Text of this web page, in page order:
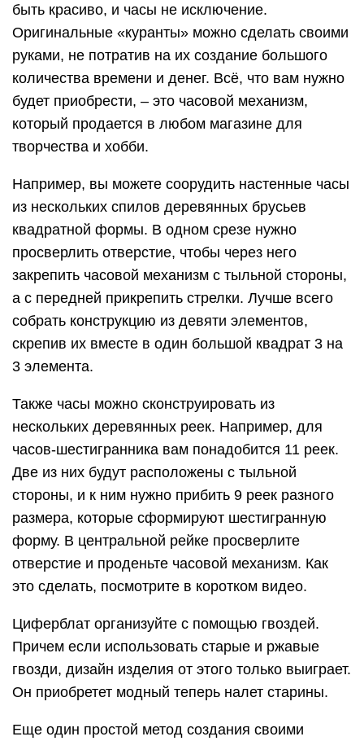
быть красиво, и часы не исключение.
Оригинальные «куранты» можно сделать своими
руками, не потратив на их создание большого
количества времени и денег. Всё, что вам нужно
будет приобрести, – это часовой механизм,
который продается в любом магазине для
творчества и хобби.
Например, вы можете соорудить настенные часы
из нескольких спилов деревянных брусьев
квадратной формы. В одном срезе нужно
просверлить отверстие, чтобы через него
закрепить часовой механизм с тыльной стороны,
а с передней прикрепить стрелки. Лучше всего
собрать конструкцию из девяти элементов,
скрепив их вместе в один большой квадрат 3 на
3 элемента.
Также часы можно сконструировать из
нескольких деревянных реек. Например, для
часов-шестигранника вам понадобится 11 реек.
Две из них будут расположены с тыльной
стороны, и к ним нужно прибить 9 реек разного
размера, которые сформируют шестигранную
форму. В центральной рейке просверлите
отверстие и проденьте часовой механизм. Как
это сделать, посмотрите в коротком видео.
Циферблат организуйте с помощью гвоздей.
Причем если использовать старые и ржавые
гвозди, дизайн изделия от этого только выиграет.
Он приобретет модный теперь налет старины.
Еще один простой метод создания своими